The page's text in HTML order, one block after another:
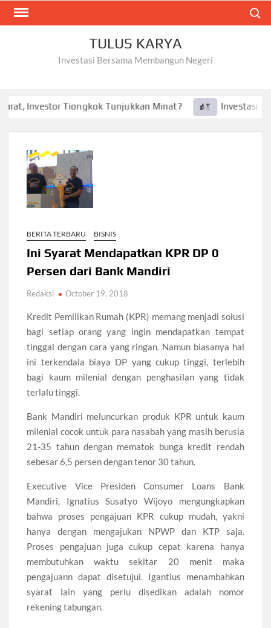
Skip
TULUS KARYA
Investasi Bersama Membangun Negeri
Investor Tiongkok Tunjukkan Minat? Investasi
BERITA TERBARU BISNIS
Ini Syarat Mendapatkan KPR DP 0
Persen dari Bank Mandiri
Redaksi October 19, 2018
Kredit Pemilikan Rumah (KPR) memang menjadi solusi
bagi setiap orang yang ingin mendapatkan tempat
tinggal dengan cara yang ringan. Namun biasanya hal
ini terkendala biaya DP yang cukup tinggi, terlebih
bagi kaum milenial dengan penghasilan yang tidak
terlalu tinggi.
Bank Mandiri meluncurkan produk KPR untuk kaum
milenial cocok untuk para nasabah yang masih berusia
21-35 tahun dengan mematok bunga kredit rendah
sebesar 6,5 persen dengan tenor 30 tahun.
Executive Vice Presiden Consumer Loans Bank
Mandiri, Ignatius Susatyo Wijoyo mengungkapkan
bahwa proses pengajuan KPR cukup mudah, yakni
hanya dengan mengajukan NPWP dan KTP saja.
Proses pengajuan juga cukup cepat karena hanya
membutuhkan waktu sekitar 20 menit maka
pengajuann dapat disetujui. Igantius menambahkan
syarat lain yang perlu disedikan adalah nomor
rekening tabungan.